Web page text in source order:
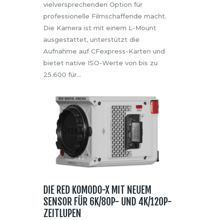
vielversprechenden Option für
professionelle Filmschaffende macht.
Die Kamera ist mit einem L-Mount
ausgestattet, unterstützt die
Aufnahme auf CFexpress-Karten und
bietet native ISO-Werte von bis zu
25.600 für…
DIE RED KOMODO-X MIT NEUEM
SENSOR FÜR 6K/80P- UND 4K/120P-
ZEITLUPEN